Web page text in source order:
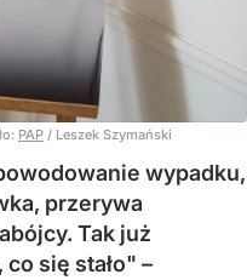
PAP / Leszek Szymański
wypadku,
przerywa
Tak już
się stało" –